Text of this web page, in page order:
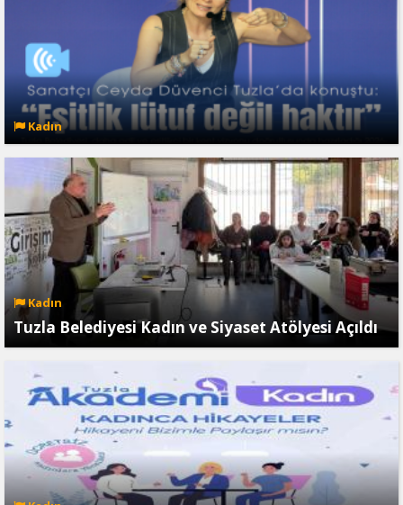
Kadın
Kadın
Tuzla Belediyesi Kadın ve Siyaset Atölyesi Açıldı